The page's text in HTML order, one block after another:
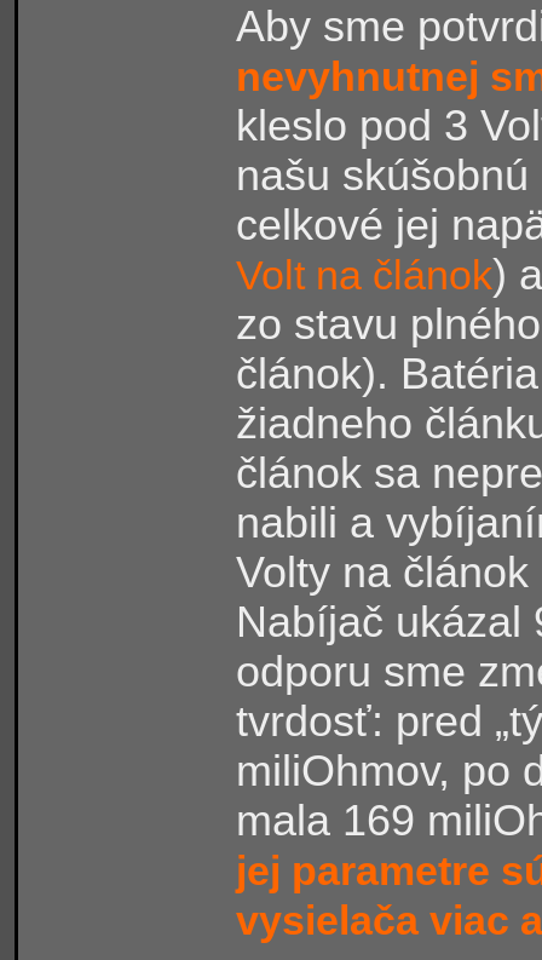
Aby sme
nevyhnutnej
kleslo pod 3
našu
celkové jej
Volt na článok)
zo stavu
článok).
žiadneho
článok sa
nabili a
Volty na
Nabíjač ukázal
odporu sme
tvrdosť: pred
miliOhmov, po
mala 169
jej parametre
vysielača viac